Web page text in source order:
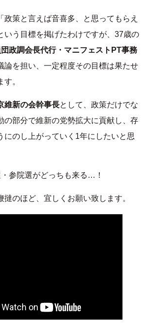
政策と言えば音喜多、と思ってもらえ
いう目標を掲げたわけですが、37歳の
団政調会長代行・マニフェストPT事務
論を担い、一定程度その目標は果たせ
。
維新の会幹事長として、政策だけでな
の部分で維新の党勢拡大に貢献し、存
にのし上がっていく1年にしたいと思
参院選がどっちも来る…！
撻のほど、宜しくお願い致します。